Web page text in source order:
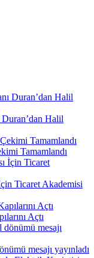
Halil
Tamamlandı
Ticaret Akademisi
Açtı
mesajı yayınladı